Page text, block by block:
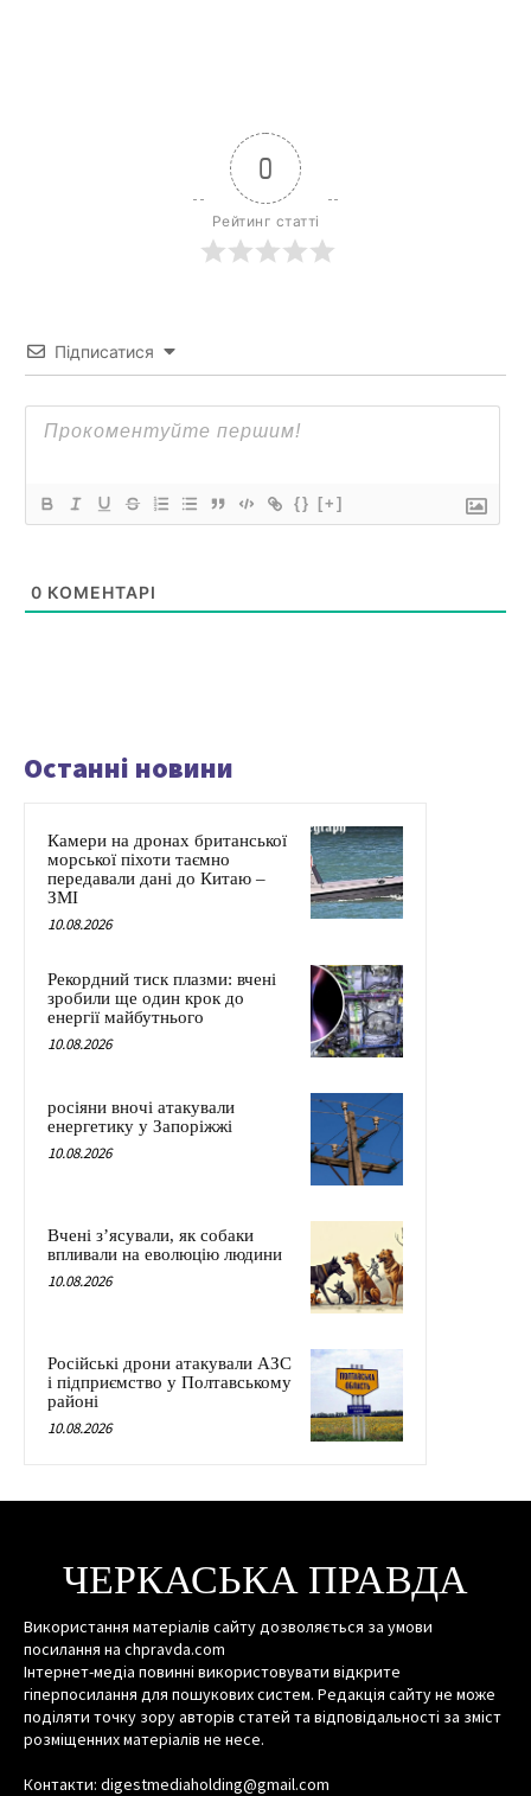
0
Рейтинг статті
Підписатися
{} [+]
0 КОМЕНТАРІ
Останні новини
Камери на дронах британської
морської піхоти таємно
передавали дані до Китаю –
ЗМІ
10.08.2026
Рекордний тиск плазми: вчені
зробили ще один крок до
енергії майбутнього
10.08.2026
росіяни вночі атакували
енергетику у Запоріжжі
10.08.2026
Вчені з’ясували, як собаки
впливали на еволюцію людини
10.08.2026
Російські дрони атакували АЗС
і підприємство у Полтавському
районі
10.08.2026
ЧЕРКАСЬКА ПРАВДА
Використання матеріалів сайту дозволяється за умови
посилання на chpravda.com
Інтернет-медіа повинні використовувати відкрите
гіперпосилання для пошукових систем. Редакція сайту не може
поділяти точку зору авторів статей та відповідальності за зміст
розміщенних матеріалів не несе.
Контакти: digestmediaholding@gmail.com